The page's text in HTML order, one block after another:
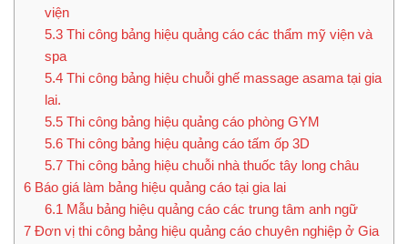
viện
5.3Thi công bảng hiệu quảng cáo các thẩm mỹ viện và
spa
5.4Thi công bảng hiệu chuỗi ghế massage asama tại gia
lai.
5.5Thi công bảng hiệu quảng cáo phòng GYM
5.6Thi công bảng hiệu quảng cáo tấm ốp 3D
5.7Thi công bảng hiệu chuỗi nhà thuốc tây long châu
6 Báo giá làm bảng hiệu quảng cáo tại gia lai
6.1 Mẫu bảng hiệu quảng cáo các trung tâm anh ngữ
7 Đơn vị thi công bảng hiệu quảng cáo chuyên nghiệp ở Gia